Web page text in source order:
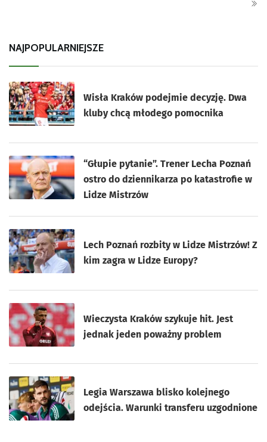
NAJPOPULARNIEJSZE
Wisła Kraków podejmie decyzję. Dwa
kluby chcą młodego pomocnika
“Głupie pytanie”. Trener Lecha Poznań
ostro do dziennikarza po katastrofie w
Lidze Mistrzów
Lech Poznań rozbity w Lidze Mistrzów! Z
kim zagra w Lidze Europy?
Wieczysta Kraków szykuje hit. Jest
jednak jeden poważny problem
Legia Warszawa blisko kolejnego
odejścia. Warunki transferu uzgodnione